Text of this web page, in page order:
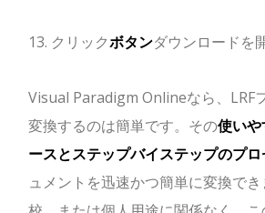
クリックボタンダウンロードを
Visual Paradigm Onlineなら、LRF
変換するのは簡単です。その使い
ースとステップバイステップのプロ
ュメントを迅速かつ簡単に変換で